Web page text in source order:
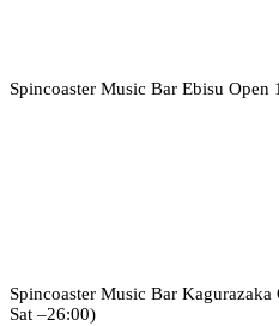
Spincoaster Music Bar Ebisu Open
Spincoaster Music Bar Kagurazaka
Sat –26:00)